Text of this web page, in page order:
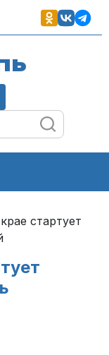
стартует